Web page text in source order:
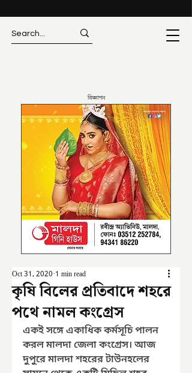
বিজ্ঞাপন
কৃষি বিলের প্রতিবাদে শহরে
পথে নামল কংগ্রেস
Oct 31, 2020 1 min read
একই সঙ্গে একাধিক কর্মসূচি পালন
করল মালদা জেলা কংগ্রেস। আজ
দুপুরে মালদা শহরের টাউনহলের